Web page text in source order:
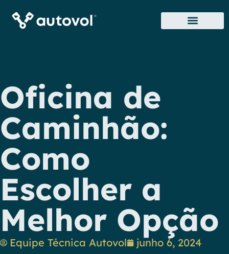
Oficina de
Caminhão:
Como
Escolher a
Melhor Opção
Equipe Técnica Autovol
junho 6, 2024